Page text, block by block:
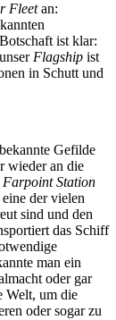
Fleetan:
ist klar:
Flagship ist
in Schutt und
Gefilde
wieder an die
Farpoint Station
der vielen
sind und den
das Schiff
man ein
oder gar
Welt, um die
oder sogar zu